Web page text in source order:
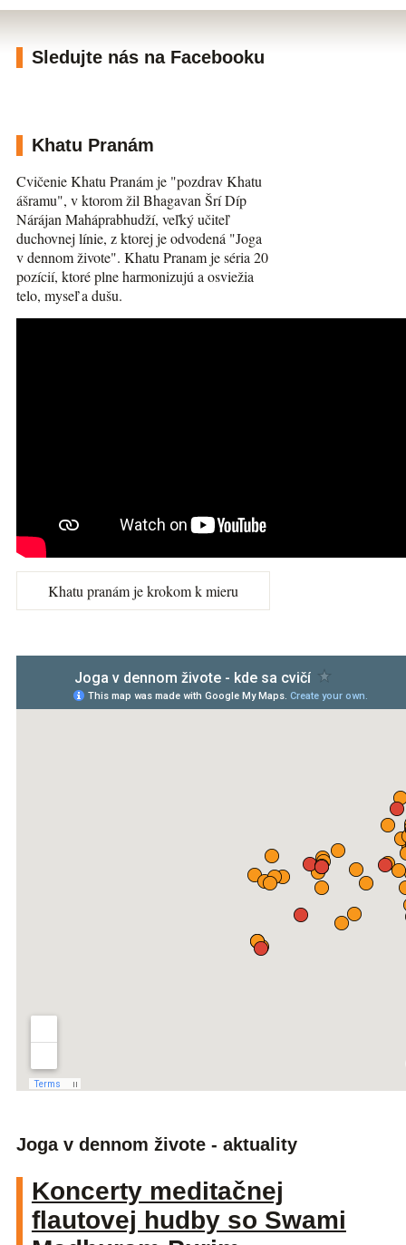
Sledujte nás na Facebooku
Khatu Pranám
Cvičenie Khatu Pranám je "pozdrav Khatu
ášramu", v ktorom žil Bhagavan Šrí Díp
Nárájan Maháprabhudží, veľký učiteľ
duchovnej línie, z ktorej je odvodená "Joga
v dennom živote". Khatu Pranam je séria 20
pozícií, ktoré plne harmonizujú a osviežia
telo, myseľ a dušu.
Khatu pranám je krokom k mieru
Joga v dennom živote - aktuality
Koncerty meditačnej
flautovej hudby so Swami